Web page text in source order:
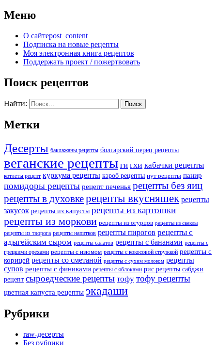
Меню
О сайтеpost_content
Подписка на новые рецепты
Моя электронная книга рецептов
Поддержать проект / пожертвовать
Поиск рецептов
Найти:
Метки
Десерты баклажаны рецепты болгарский перец рецепты
веганские рецепты ги гхи кабачки рецепты
котлеты рецепт куркума рецепты кэроб рецепты нут рецепты панир
помидоры рецепты рецепт печенья рецепты без яиц
рецепты в духовкерецепты вкусняшек рецепты
закусок рецепты из капусты рецепты из картошки
рецепты из моркови рецепты из огурцов рецепты из свеклы
рецепты из творога рецепты напитков рецепты пирогов рецепты с
адыгейским сыром рецепты салатов рецепты с бананами рецепты с
грецкими орехами рецепты с изюмом рецепты с кокосовой стружкой рецепты с
корицей рецепты со сметаной рецепты с сухим молоком рецепты
супов рецепты с финиками рецепты с яблоками рис рецепты сабджи
рецепт сыроедческие рецепты тофу тофу рецепты
цветная капуста рецепты экадаши
Рубрики
raw-десерты
Без рубрики